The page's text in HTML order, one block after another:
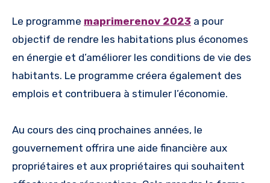
Le programme maprimerenov 2023 a pour
objectif de rendre les habitations plus économes
en énergie et d’améliorer les conditions de vie des
habitants. Le programme créera également des
emplois et contribuera à stimuler l’économie.
Au cours des cinq prochaines années, le
gouvernement offrira une aide financière aux
propriétaires et aux propriétaires qui souhaitent